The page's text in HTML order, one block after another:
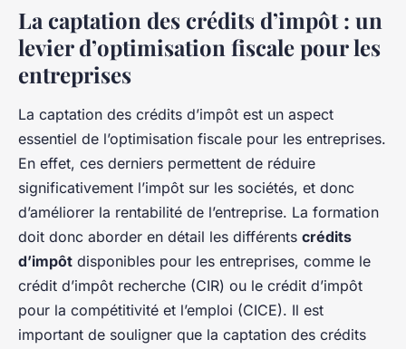
La captation des crédits d’impôt : un
levier d’optimisation fiscale pour les
entreprises
La captation des crédits d’impôt est un aspect
essentiel de l’optimisation fiscale pour les entreprises.
En effet, ces derniers permettent de réduire
significativement l’impôt sur les sociétés, et donc
d’améliorer la rentabilité de l’entreprise. La formation
doit donc aborder en détail les différents crédits
d’impôt disponibles pour les entreprises, comme le
crédit d’impôt recherche (CIR) ou le crédit d’impôt
pour la compétitivité et l’emploi (CICE). Il est
important de souligner que la captation des crédits